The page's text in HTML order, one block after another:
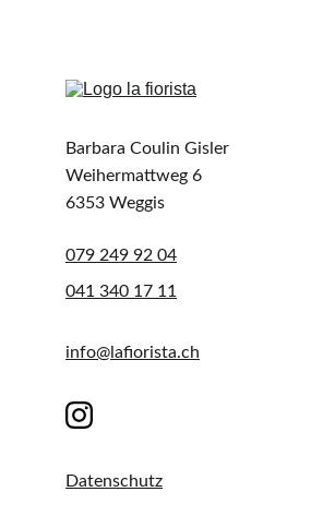
Barbara Coulin Gisler
Weihermattweg 6
6353 Weggis
079 249 92 04
041 340 17 11
Datenschutz
info@lafiorista.ch